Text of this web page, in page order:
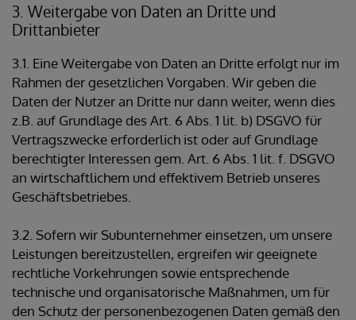
3. Weitergabe von Daten an Dritte und
Drittanbieter
3.1. Eine Weitergabe von Daten an Dritte erfolgt nur im
Rahmen der gesetzlichen Vorgaben. Wir geben die
Daten der Nutzer an Dritte nur dann weiter, wenn dies
z.B. auf Grundlage des Art. 6 Abs. 1 lit. b) DSGVO für
Vertragszwecke erforderlich ist oder auf Grundlage
berechtigter Interessen gem. Art. 6 Abs. 1 lit. f. DSGVO
an wirtschaftlichem und effektivem Betrieb unseres
Geschäftsbetriebes.
3.2. Sofern wir Subunternehmer einsetzen, um unsere
Leistungen bereitzustellen, ergreifen wir geeignete
rechtliche Vorkehrungen sowie entsprechende
technische und organisatorische Maßnahmen, um für
den Schutz der personenbezogenen Daten gemäß den